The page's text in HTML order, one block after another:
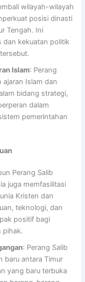
wilayah-wilayah
posisi dinasti
Tengah. Ini
dan kekuatan politik
Islam: Perang
ajaran Islam dan
bidang strategi,
dalam
pemerintahan
Perang Salib
juga memfasilitasi
Kristen dan
teknologi, dan
positif bagi
pihak.
: Perang Salib
baru antara Timur
yang baru terbuka